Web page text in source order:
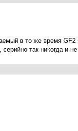
в то же время
так никогда и